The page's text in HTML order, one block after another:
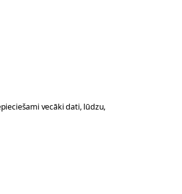
vecāki dati, lūdzu,